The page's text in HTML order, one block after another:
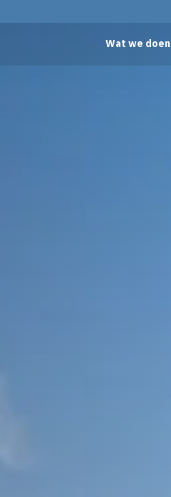
Wat we doen